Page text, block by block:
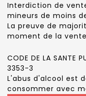
Interdiction de
mineurs de moins
La preuve de
moment de la
CODE DE LA SANTE
3353-3
L'abus d'alcool est
consommer avec